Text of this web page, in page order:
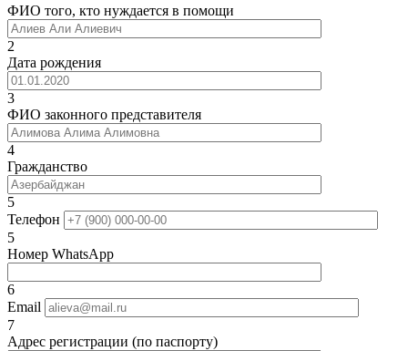
ФИО того, кто нуждается в помощи
2
Дата рождения
3
ФИО законного представителя
4
Гражданство
5
Телефон
5
Номер WhatsApp
6
Email
7
Адрес регистрации (по паспорту)